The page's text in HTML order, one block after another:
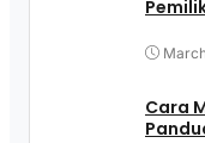
Cara